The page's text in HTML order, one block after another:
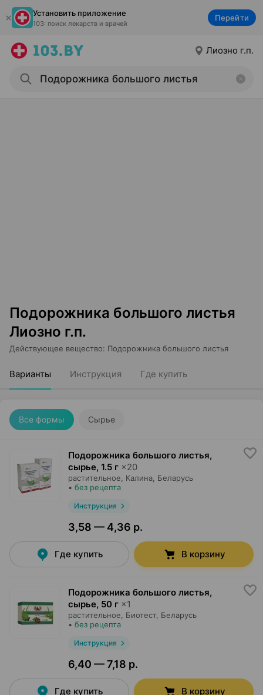
Установить приложение
103: поиск лекарств и врачей
Перейти
Лиозно г.п.
Подорожника большого листья
Лиозно г.п.
Действующее вещество: Подорожника большого листья
Варианты Инструкция Где купить
Все формы Сырье
Подорожника большого листья,
сырье, 1.5 г ×20
растительное, Калина , Беларусь
• без рецепта
Инструкция
3,58 — 4,36 р.
Где купить В корзину
Подорожника большого листья,
сырье, 50 г ×1
растительное, Биотест, Беларусь
• без рецепта
Инструкция
6,40 — 7,18 р.
Где купить В корзину